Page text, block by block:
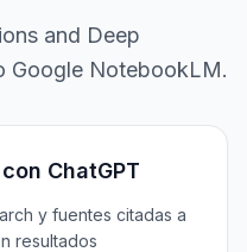
and Deep
Google NotebookLM.
ChatGPT
y fuentes citadas a
resultados